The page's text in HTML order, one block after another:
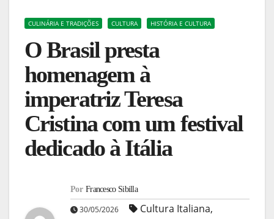
CULINÁRIA E TRADIÇÕES CULTURA HISTÓRIA E CULTURA
O Brasil presta
homenagem à
imperatriz Teresa
Cristina com um festival
dedicado à Itália
Por Francesco Sibilla
30/05/2026 Cultura Italiana,